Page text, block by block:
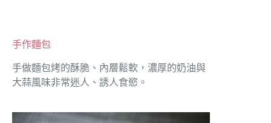
手作麵包
手做麵包烤的酥脆、內層鬆軟，濃厚的奶油與
大蒜風味非常迷人、誘人食慾。